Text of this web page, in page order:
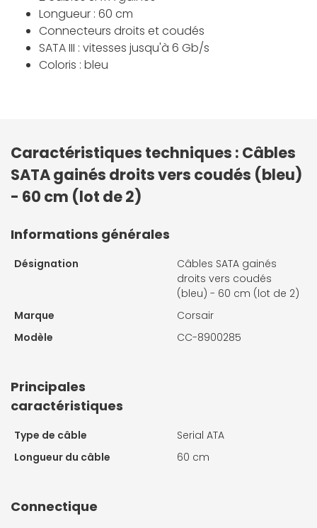
Longueur : 60 cm
Connecteurs droits et coudés
SATA III : vitesses jusqu'à 6 Gb/s
Coloris : bleu
Caractéristiques techniques : Câbles
SATA gainés droits vers coudés (bleu)
- 60 cm (lot de 2)
Informations générales
Désignation
Câbles SATA gainés
droits vers coudés
(bleu) - 60 cm (lot de 2)
Marque
Corsair
Modèle
CC-8900285
Principales
caractéristiques
Type de câble
Serial ATA
Longueur du câble
60 cm
Connectique